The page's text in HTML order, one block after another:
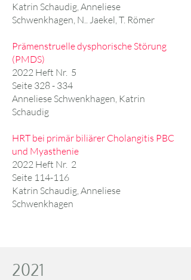
Katrin Schaudig, Anneliese
Schwenkhagen, N.. Jaekel, T. Römer
Prämenstruelle dysphorische Störung
(PMDS)
2022 Heft Nr. 5
Seite 328 - 334
Anneliese Schwenkhagen, Katrin
Schaudig
HRT bei primär biliärer Cholangitis PBC
und Myasthenie
2022 Heft Nr. 2
Seite 114-116
Katrin Schaudig, Anneliese
Schwenkhagen
2021